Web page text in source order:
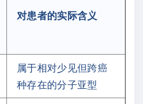
对患者的实际含义
属于相对少见但跨癌
种存在的分子亚型